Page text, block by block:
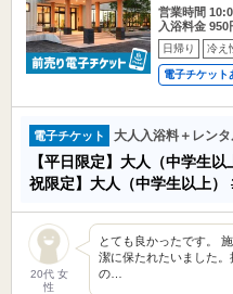
営業時間
入浴料金 950
日帰り 冷え
電子チケット
電子チケット 大人入浴料＋レン
【平日限定】大人（中学生以
祝限定】大人（中学生以上）
20代 女
性
とても良かったです。
潔に保たれたいました
の…